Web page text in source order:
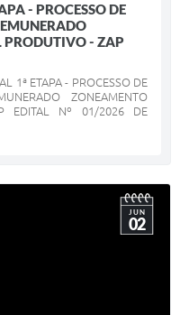
- PROCESSO DE
PRODUTIVO - ZAP
1ª ETAPA - PROCESSO DE
ZONEAMENTO
EDITAL Nº 01/2026 DE
JUN
02